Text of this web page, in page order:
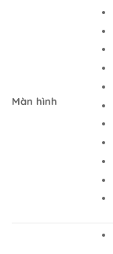
Màn hình